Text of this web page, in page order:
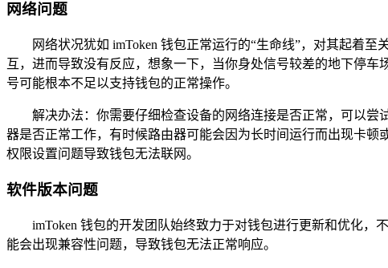
网络问题
网络状况犹如 imToken 钱包正常运行的“生命线”，对其起着
互，进而导致没有反应，想象一下，当你身处信号较差的地下停
号可能根本不足以支持钱包的正常操作。
解决办法：你需要仔细检查设备的网络连接是否正常，可以
器是否正常工作，有时候路由器可能会因为长时间运行而出现卡顿
权限设置问题导致钱包无法联网。
软件版本问题
imToken 钱包的开发团队始终致力于对钱包进行更新和优化
能会出现兼容性问题，导致钱包无法正常响应。